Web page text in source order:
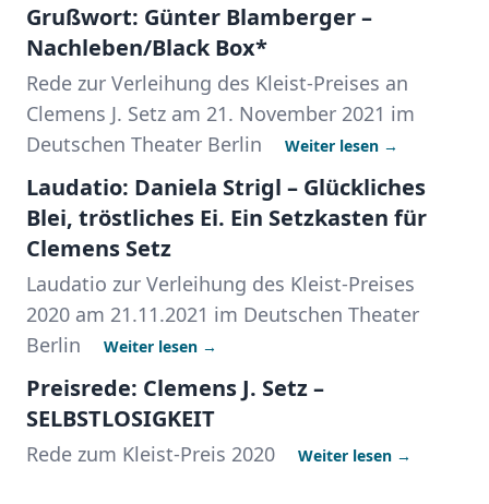
Grußwort: Günter Blamberger –
Nachleben/Black Box*
Rede zur Verleihung des Kleist-Preises an
Clemens J. Setz am 21. November 2021 im
Deutschen Theater Berlin
Weiter lesen →
Laudatio: Daniela Strigl – Glückliches
Blei, tröstliches Ei. Ein Setzkasten für
Clemens Setz
Laudatio zur Verleihung des Kleist-Preises
2020 am 21.11.2021 im Deutschen Theater
Berlin
Weiter lesen →
Preisrede: Clemens J. Setz –
SELBSTLOSIGKEIT
Rede zum Kleist-Preis 2020 Weiter lesen →